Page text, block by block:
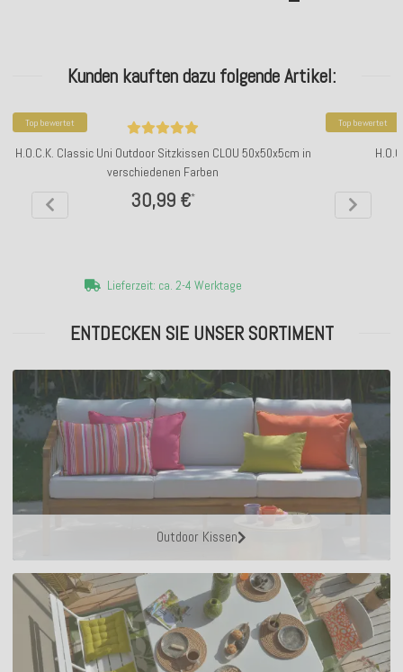
Kunden kauften dazu folgende Artikel:
Top bewertet
H.O.C.K. Classic Uni Outdoor Sitzkissen CLOU 50x50x5cm in
verschiedenen Farben
30,99 €*
Lieferzeit: ca. 2-4 Werktage
Top bewertet
ENTDECKEN SIE UNSER SORTIMENT
Outdoor Kissen